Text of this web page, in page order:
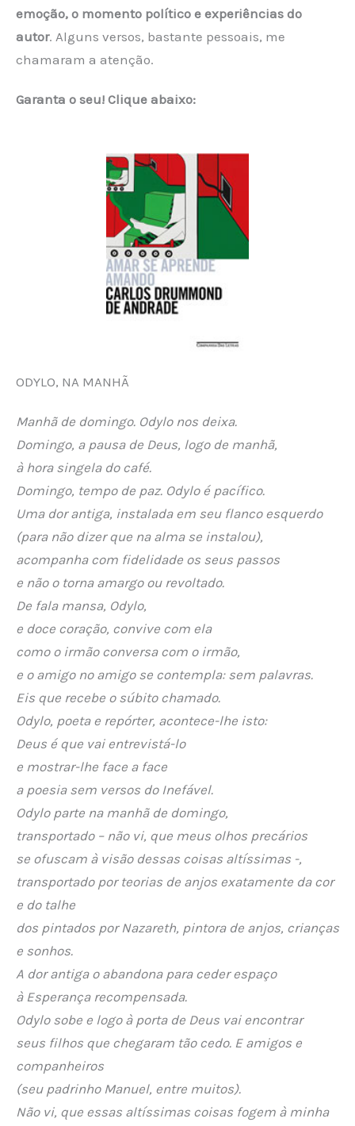
emoção, o momento político e experiências do
autor. Alguns versos, bastante pessoais, me
chamaram a atenção.
Garanta o seu! Clique abaixo:
ODYLO, NA MANHÃ
Manhã de domingo. Odylo nos deixa.
Domingo, a pausa de Deus, logo de manhã,
à hora singela do café.
Domingo, tempo de paz. Odylo é pacífico.
Uma dor antiga, instalada em seu flanco esquerdo
(para não dizer que na alma se instalou),
acompanha com fidelidade os seus passos
e não o torna amargo ou revoltado.
De fala mansa, Odylo,
e doce coração, convive com ela
como o irmão conversa com o irmão,
e o amigo no amigo se contempla: sem palavras.
Eis que recebe o súbito chamado.
Odylo, poeta e repórter, acontece-lhe isto:
Deus é que vai entrevistá-lo
e mostrar-lhe face a face
a poesia sem versos do Inefável.
Odylo parte na manhã de domingo,
transportado – não vi, que meus olhos precários
se ofuscam à visão dessas coisas altíssimas -,
transportado por teorias de anjos exatamente da cor
e do talhe
dos pintados por Nazareth, pintora de anjos, crianças
e sonhos.
A dor antiga o abandona para ceder espaço
à Esperança recompensada.
Odylo sobe e logo à porta de Deus vai encontrar
seus filhos que chegaram tão cedo. E amigos e
companheiros
(seu padrinho Manuel, entre muitos).
Não vi, que essas altíssimas coisas fogem à minha